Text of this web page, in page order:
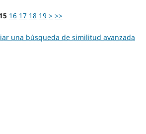
16 17 18 19 > >>
una búsqueda de similitud avanzada